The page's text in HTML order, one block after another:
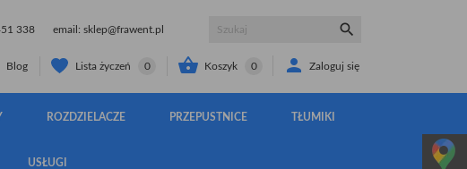
338 email: sklep@frawent.pl 
Blog Lista życzeń 0  Koszyk 0  Zaloguj się
ROZDZIELACZE PRZEPUSTNICE TŁUMIKI
USŁUGI